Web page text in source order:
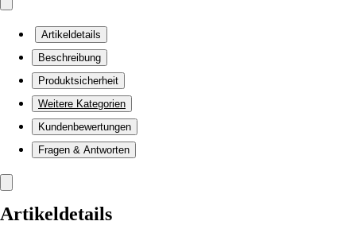
Artikeldetails
Beschreibung
Produktsicherheit
Weitere Kategorien
Kundenbewertungen
Fragen & Antworten
Artikeldetails